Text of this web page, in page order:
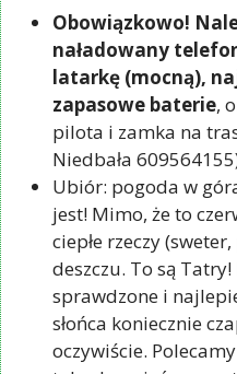
Obowiązkowo!
naładowany
latarkę (mocną),
zapasowe baterie,
pilota i zamka na
Niedbała
Ubiór: pogoda w
jest! Mimo, że to
ciepłe rzeczy
deszczu. To są
sprawdzone i
słońca koniecznie
oczywiście.